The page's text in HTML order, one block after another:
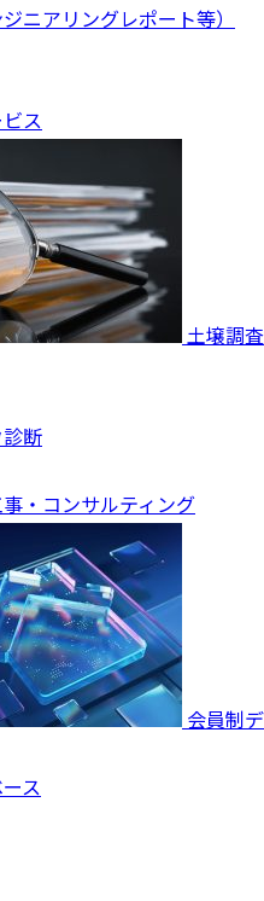
ニアリングレポート等）
ス
土壌調査
断
・コンサルティング
会員制デ
ス